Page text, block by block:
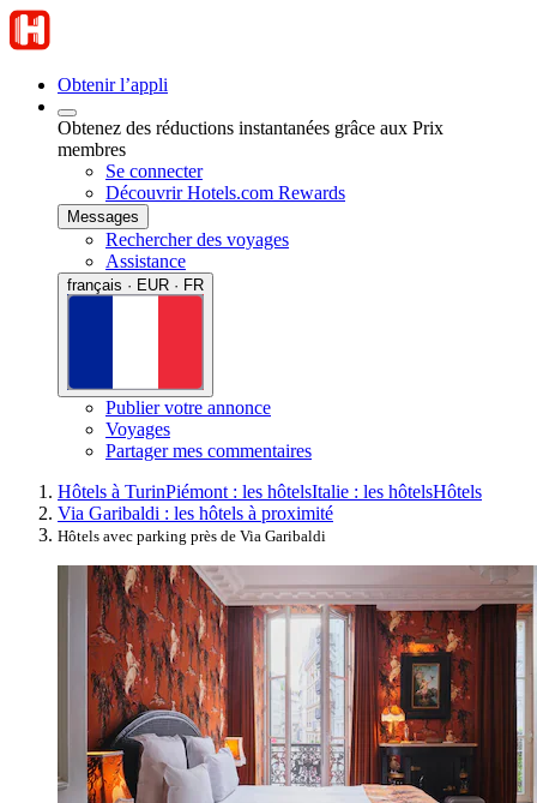
Obtenir l’appli
Obtenez des réductions instantanées grâce aux Prix
membres
Se connecter
Découvrir Hotels.com Rewards
Messages
Rechercher des voyages
Assistance
français · EUR · FR
Publier votre annonce
Voyages
Partager mes commentaires
Hôtels à TurinPiémont : les hôtelsItalie : les hôtelsHôtels
Via Garibaldi : les hôtels à proximité
Hôtels avec parking près de Via Garibaldi